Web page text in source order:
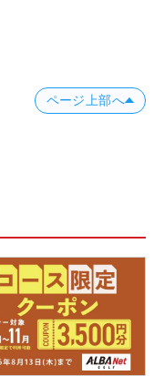
ページ上部へ